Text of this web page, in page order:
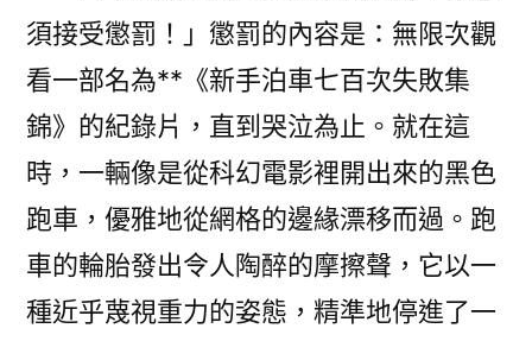
須接受懲罰！」懲罰的內容是：無限次觀
看一部名為**《新手泊車七百次失敗集
錦》的紀錄片，直到哭泣為止。就在這
時，一輛像是從科幻電影裡開出來的黑色
跑車，優雅地從網格的邊緣漂移而過。跑
車的輪胎發出令人陶醉的摩擦聲，它以一
種近乎蔑視重力的姿態，精準地停進了一